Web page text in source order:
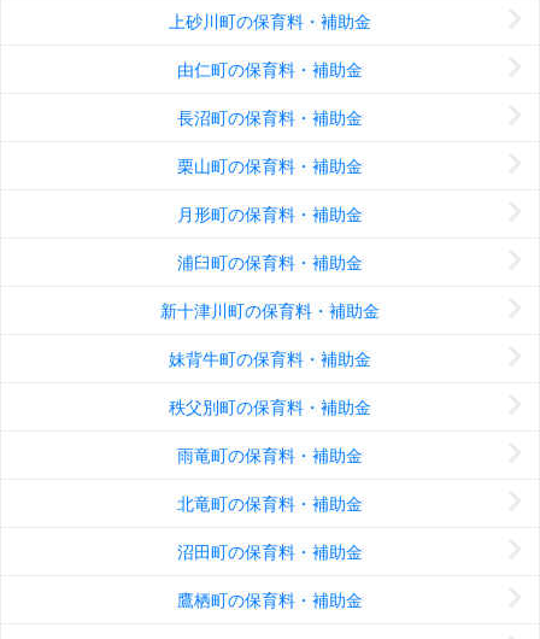
上砂川町の保育料・補助金
由仁町の保育料・補助金
長沼町の保育料・補助金
栗山町の保育料・補助金
月形町の保育料・補助金
浦臼町の保育料・補助金
新十津川町の保育料・補助金
妹背牛町の保育料・補助金
秩父別町の保育料・補助金
雨竜町の保育料・補助金
北竜町の保育料・補助金
沼田町の保育料・補助金
鷹栖町の保育料・補助金